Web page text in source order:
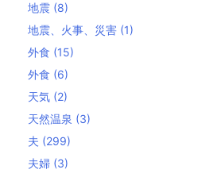
地震 (8)
地震、火事、災害 (1)
外食 (15)
外食 (6)
天気 (2)
天然温泉 (3)
夫 (299)
夫婦 (3)